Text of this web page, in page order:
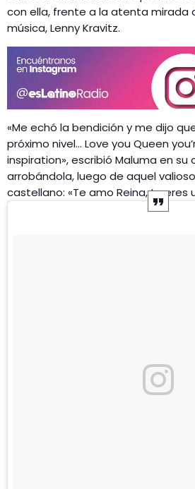
con ella, frente a la atenta mirada
música, Lenny Kravitz.
«Me echó la bendición y me dijo
próximo nivel… Love you Queen
inspiration», escribió Maluma en
arrobándola, luego de aquel
castellano: «Te amo Reina, tu eres